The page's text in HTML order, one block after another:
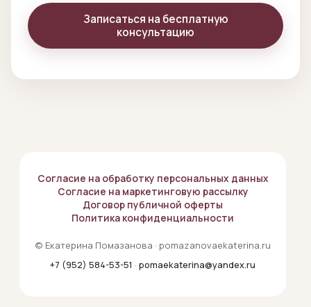
Записаться на бесплатную
консультацию
Согласие на обработку персональных данных
Согласие на маркетинговую рассылку
Договор публичной оферты
Политика конфиденциальности
© Екатерина Помазанова · pomazanovaekaterina.ru
+7 (952) 584-53-51 · pomaekaterina@yandex.ru